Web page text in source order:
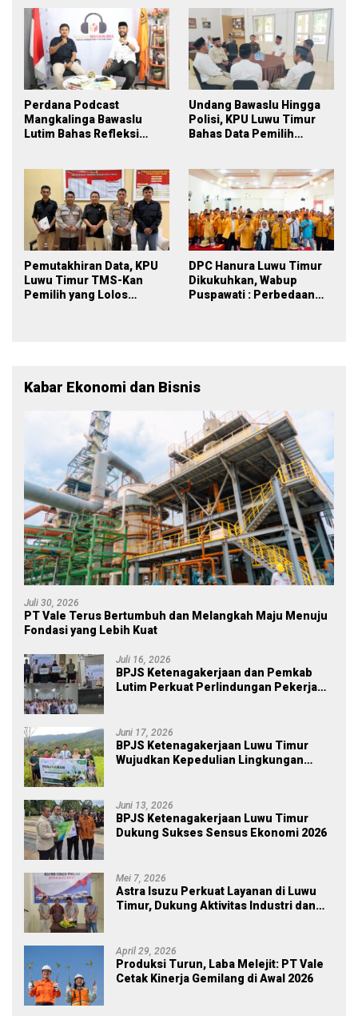
Perdana Podcast
Mangkalinga Bawaslu
Lutim Bahas Refleksi
Undang Bawaslu Hingga
Polisi, KPU Luwu Timur
Bahas Data Pemilih
Pemutakhiran Data, KPU
Luwu Timur TMS-Kan
Pemilih yang Lolos
DPC Hanura Luwu Timur
Dikukuhkan, Wabup
Puspawati : Perbedaan
Kabar Ekonomi dan Bisnis
Juli 30, 2026
PT Vale Terus Bertumbuh dan Melangkah Maju Menuju
Fondasi yang Lebih Kuat
Juli 16, 2026
BPJS Ketenagakerjaan dan Pemkab
Lutim Perkuat Perlindungan Pekerja
Juni 17, 2026
BPJS Ketenagakerjaan Luwu Timur
Wujudkan Kepedulian Lingkungan
Juni 13, 2026
BPJS Ketenagakerjaan Luwu Timur
Dukung Sukses Sensus Ekonomi 2026
Mei 7, 2026
Astra Isuzu Perkuat Layanan di Luwu
Timur, Dukung Aktivitas Industri dan
April 29, 2026
Produksi Turun, Laba Melejit: PT Vale
Cetak Kinerja Gemilang di Awal 2026